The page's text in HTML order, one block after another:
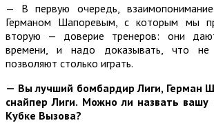
— В первую очередь,
Германом Шапоревым, с которым мы
вторую — доверие тренеров: они
времени, и надо доказывать, что
позволяют столько играть.
— Вы лучший бомбардир Лиги, Герман
снайпер Лиги. Можно ли назвать вашу
Кубке Вызова?